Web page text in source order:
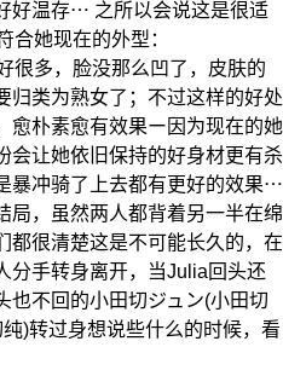
好温存⋯ 之所以会说这是很适
合她现在的外型：
很多，脸没那么凹了，皮肤的
归类为熟女了；不过这样的好处
愈朴素愈有效果ー因为现在的她
会让她依旧保持的好身材更有杀
暴冲骑了上去都有更好的效果⋯
局，虽然两人都背着另一半在绵
都很清楚这是不可能长久的，在
分手转身离开，当Julia回头还
也不回的小田切ジュン(小田切
)转过身想说些什么的时候，看